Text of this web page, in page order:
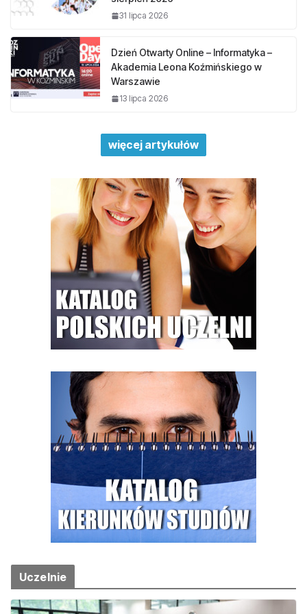
31 lipca 2026
Dzień Otwarty Online – Informatyka –
Akademia Leona Koźmińskiego w
Warszawie
13 lipca 2026
więcej artykułów
Uczelnie